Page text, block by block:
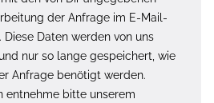
der Anfrage im E-Mail-
Daten werden von uns
nur so lange gespeichert, wie
Anfrage benötigt werden.
entnehme bitte unserem